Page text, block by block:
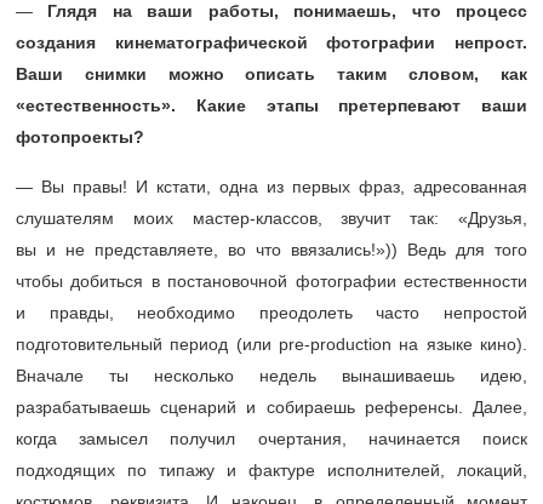
— Глядя на ваши работы, понимаешь, что процесс
создания кинематографической фотографии непрост.
Ваши снимки можно описать таким словом, как
«естественность». Какие этапы претерпевают ваши
фотопроекты?
— Вы правы! И кстати, одна из первых фраз, адресованная
слушателям моих мастер-классов, звучит так: «Друзья,
вы и не представляете, во что ввязались!»)) Ведь для того
чтобы добиться в постановочной фотографии естественности
и правды, необходимо преодолеть часто непростой
подготовительный период (или pre-production на языке кино).
Вначале ты несколько недель вынашиваешь идею,
разрабатываешь сценарий и собираешь референсы. Далее,
когда замысел получил очертания, начинается поиск
подходящих по типажу и фактуре исполнителей, локаций,